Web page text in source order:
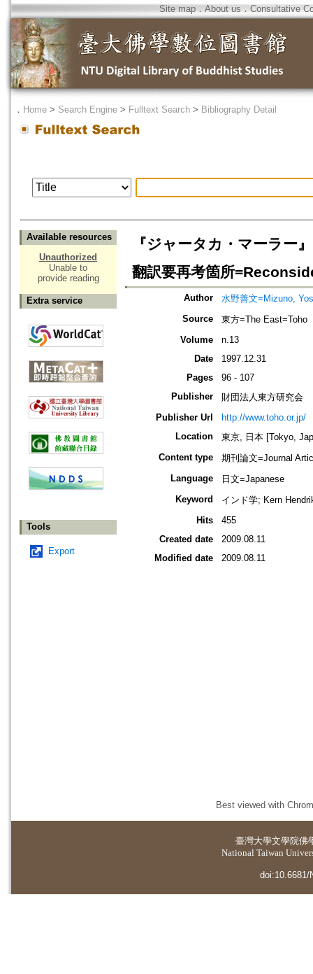
Site map．About us ． Consultative
． Home > Search Engine > Fulltext Search > Bibliography Detail
Available resources
Unauthorized
Unable to
provide reading
Extra service
Tools
Export
『ジャータカ・マーラー
翻訳要再考箇所
Author
水野善文=Mizuno,
Source
東方=The East=Toho
Volume
n.13
Date
1997.12.31
Pages
96 - 107
Publisher
財団法人東方研究会
Publisher Url
http://www.toho.or.jp/
Location
東京, 日本 [Tokyo,
Content type
期刊論文=Journal
Language
日文=Japanese
Keyword
インド学; Kern
Hits
455
Created date
2009.08.11
Modified date
2009.08.11
Best viewed with
臺灣大學文學院佛
National Taiwan
doi:10.6681/